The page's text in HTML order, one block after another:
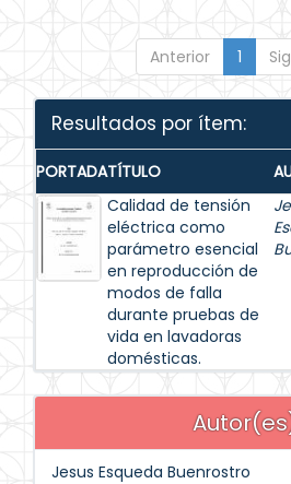
Anterior 1
Resultados por ítem:
PORTADATÍTULO
Calidad de tensión
eléctrica como
parámetro esencial
en reproducción de
modos de falla
durante pruebas de
vida en lavadoras
domésticas.
Jesus Esqueda Buenrostro